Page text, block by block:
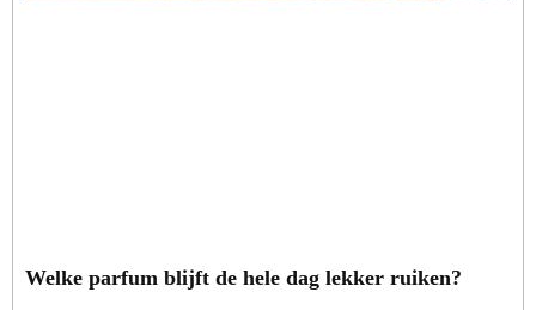
Welke parfum blijft de hele dag lekker ruiken?